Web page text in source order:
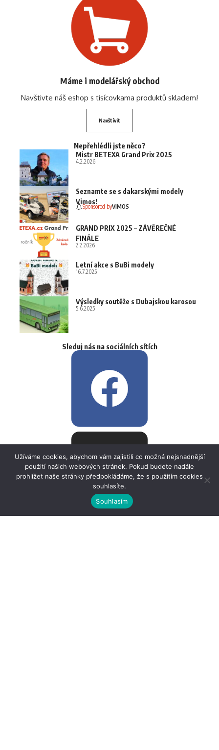
Máme i modelářský obchod
Navštivte náš eshop s tisícovkama produktů skladem!
Navštívit
Nepřehlédli jste něco?
Mistr BETEXA Grand Prix 2025
4.2.2026
Seznamte se s dakarskými modely
Vimos!
Sponsored byVIMOS
GRAND PRIX 2025 – ZÁVĚREČNÉ
FINÁLE
2.2.2026
Letní akce s BuBi modely
16.7.2025
Výsledky soutěže s Dubajskou karosou
5.6.2025
Sleduj nás na sociálních sítích
Užíváme cookies, abychom vám zajistili co možná nejsnadnější
použití našich webových stránek. Pokud budete nadále
prohlížet naše stránky předpokládáme, že s použitím cookies
souhlasíte.
Souhlasím